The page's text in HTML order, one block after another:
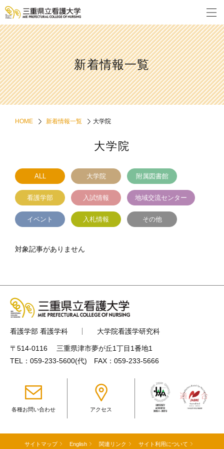
新着情報一覧
HOME 新着情報一覧 大学院
大学院
ALL 大学院 附属図書館
看護学部 入試情報 地域交流センター
イベント 入札情報 その他
対象記事がありません
看護学部 看護学科 大学院看護学研究科
〒514-0116 三重県津市夢が丘1丁目1番地1
TEL： 059-233-5600(代) FAX：059-233-5666
各種お問い合わせ アクセス
サイトマップ English 関連リンク サイト利用について